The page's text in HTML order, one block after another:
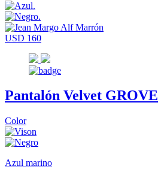
USD 160
Pantalón Velvet GROVE
Color
Azul marino